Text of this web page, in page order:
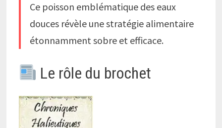
Ce poisson emblématique des eaux
douces révèle une stratégie alimentaire
étonnamment sobre et efficace.
Le rôle du brochet